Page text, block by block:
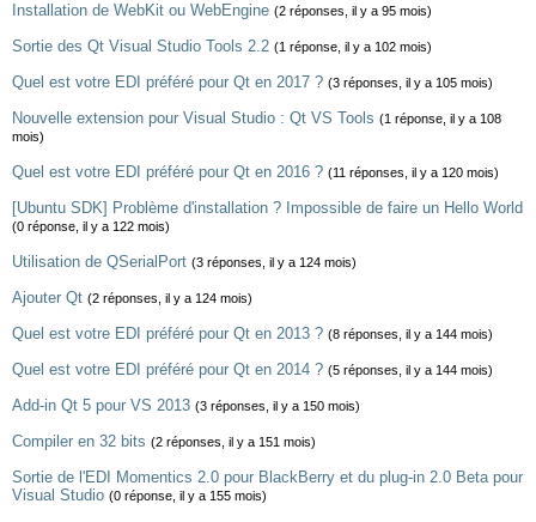
Installation de WebKit ou WebEngine (2 réponses, il y a 95 mois)
Sortie des Qt Visual Studio Tools 2.2 (1 réponse, il y a 102 mois)
Quel est votre EDI préféré pour Qt en 2017 ? (3 réponses, il y a 105 mois)
Nouvelle extension pour Visual Studio : Qt VS Tools (1 réponse, il y a 108
mois)
Quel est votre EDI préféré pour Qt en 2016 ? (11 réponses, il y a 120 mois)
[Ubuntu SDK] Problème d'installation ? Impossible de faire un Hello World
(0 réponse, il y a 122 mois)
Utilisation de QSerialPort (3 réponses, il y a 124 mois)
Ajouter Qt (2 réponses, il y a 124 mois)
Quel est votre EDI préféré pour Qt en 2013 ? (8 réponses, il y a 144 mois)
Quel est votre EDI préféré pour Qt en 2014 ? (5 réponses, il y a 144 mois)
Add-in Qt 5 pour VS 2013 (3 réponses, il y a 150 mois)
Compiler en 32 bits (2 réponses, il y a 151 mois)
Sortie de l'EDI Momentics 2.0 pour BlackBerry et du plug-in 2.0 Beta pour
Visual Studio (0 réponse, il y a 155 mois)